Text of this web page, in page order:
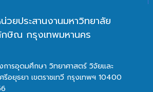
วยประสานงานมหาวิทยาลัย
ษิณ กรุงเทพมหานคร
การอุดมศึกษา วิทยาศาสตร์ วิจัยและ
อยุธยา เขตราชเทวี กรุงเทพฯ 10400